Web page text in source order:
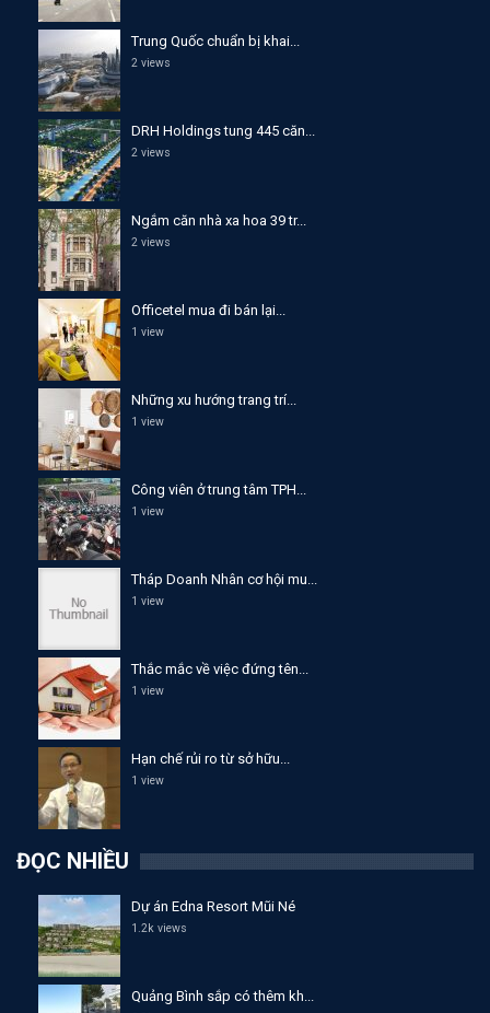
Trung Quốc chuẩn bị khai...
2 views
DRH Holdings tung 445 căn...
2 views
Ngắm căn nhà xa hoa 39 tr...
2 views
Officetel mua đi bán lại...
1 view
Những xu hướng trang trí...
1 view
Công viên ở trung tâm TPH...
1 view
Tháp Doanh Nhân cơ hội mu...
1 view
Thắc mắc về việc đứng tên...
1 view
Hạn chế rủi ro từ sở hữu...
1 view
ĐỌC NHIỀU
Dự án Edna Resort Mũi Né
1.2k views
Quảng Bình sắp có thêm kh...